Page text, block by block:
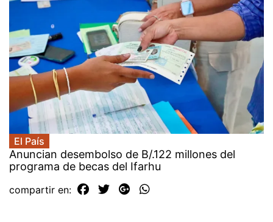
El País
Anuncian desembolso de B/.122 millones del
programa de becas del Ifarhu
compartir en: